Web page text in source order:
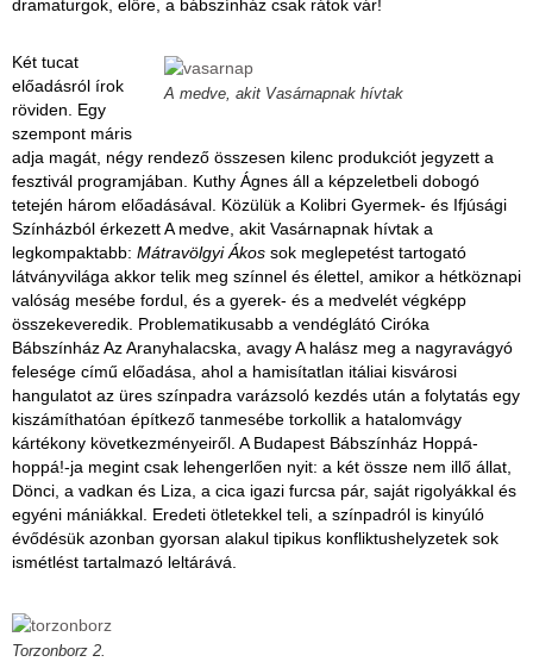
dramaturgok, előre, a bábszínház csak rátok vár!
A medve, akit Vasárnapnak hívtak
Két tucat
előadásról írok
röviden. Egy
szempont máris
adja magát, négy rendező összesen kilenc produkciót jegyzett a
fesztivál programjában. Kuthy Ágnes áll a képzeletbeli dobogó
tetején három előadásával. Közülük a Kolibri Gyermek- és Ifjúsági
Színházból érkezett A medve, akit Vasárnapnak hívtak a
legkompaktabb: Mátravölgyi Ákos sok meglepetést tartogató
látványvilága akkor telik meg színnel és élettel, amikor a hétköznapi
valóság mesébe fordul, és a gyerek- és a medvelét végképp
összekeveredik. Problematikusabb a vendéglátó Ciróka
Bábszínház Az Aranyhalacska, avagy A halász meg a nagyravágyó
felesége című előadása, ahol a hamisítatlan itáliai kisvárosi
hangulatot az üres színpadra varázsoló kezdés után a folytatás egy
kiszámíthatóan építkező tanmesébe torkollik a hatalomvágy
kártékony következményeiről. A Budapest Bábszínház Hoppá-
hoppá!-ja megint csak lehengerlően nyit: a két össze nem illő állat,
Dönci, a vadkan és Liza, a cica igazi furcsa pár, saját rigolyákkal és
egyéni mániákkal. Eredeti ötletekkel teli, a színpadról is kinyúló
évődésük azonban gyorsan alakul tipikus konfliktushelyzetek sok
ismétlést tartalmazó leltárává.
Torzonborz 2.